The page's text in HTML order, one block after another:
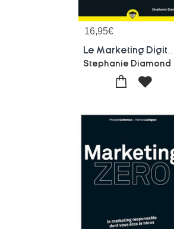
16,95€
Stephanie Diamond